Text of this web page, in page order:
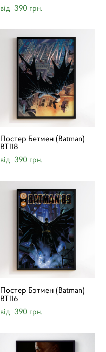
від 390 грн.
Постер Бетмен (Batman)
BT118
від 390 грн.
Постер Бэтмен (Batman)
BT116
від 390 грн.